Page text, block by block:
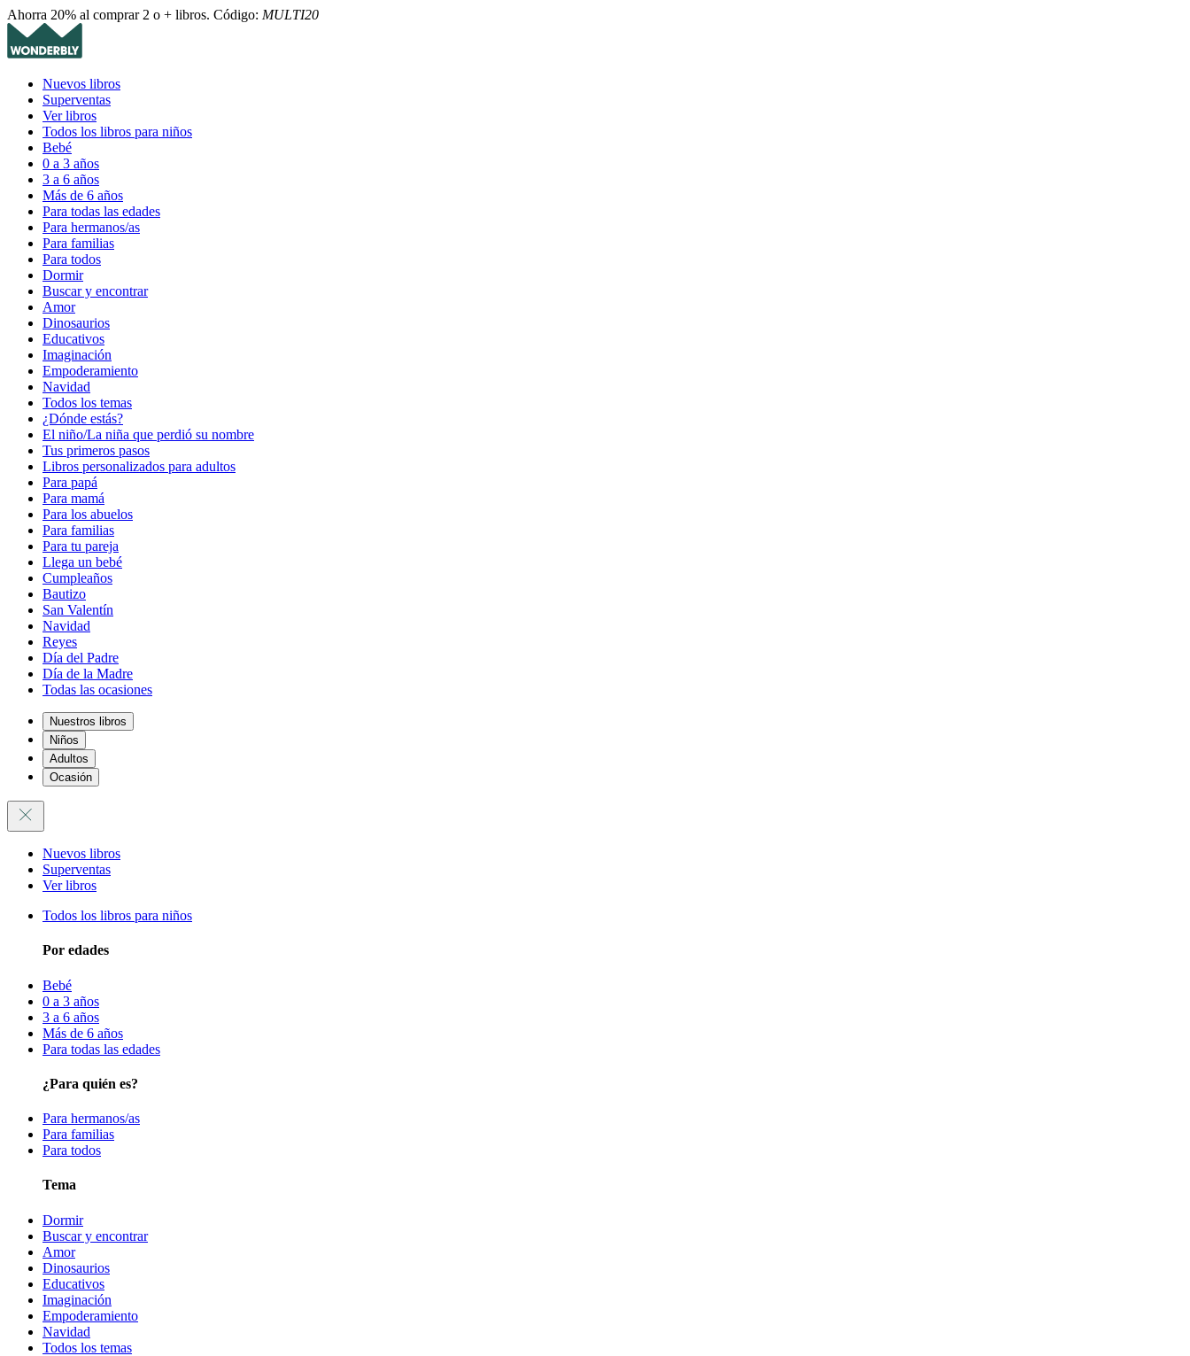
Ahorra 20% al comprar 2 o + libros. Código: MULTI20
Nuevos libros
Superventas
Ver libros
Todos los libros para niños
Bebé
0 a 3 años
3 a 6 años
Más de 6 años
Para todas las edades
Para hermanos/as
Para familias
Para todos
Dormir
Buscar y encontrar
Amor
Dinosaurios
Educativos
Imaginación
Empoderamiento
Navidad
Todos los temas
¿Dónde estás?
El niño/La niña que perdió su nombre
Tus primeros pasos
Libros personalizados para adultos
Para papá
Para mamá
Para los abuelos
Para familias
Para tu pareja
Llega un bebé
Cumpleaños
Bautizo
San Valentín
Navidad
Reyes
Día del Padre
Día de la Madre
Todas las ocasiones
Nuestros libros
Niños
Adultos
Ocasión
Nuevos libros
Superventas
Ver libros
Todos los libros para niños
Por edades
Bebé
0 a 3 años
3 a 6 años
Más de 6 años
Para todas las edades
¿Para quién es?
Para hermanos/as
Para familias
Para todos
Tema
Dormir
Buscar y encontrar
Amor
Dinosaurios
Educativos
Imaginación
Empoderamiento
Navidad
Todos los temas